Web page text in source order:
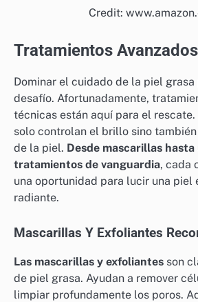
Credit:
Tratamientos
Dominar el cuidado de la piel
desafío. Afortunadamente,
técnicas están aquí para el
solo controlan el brillo sino
de la piel. Desde mascarillas
tratamientos de vanguardia, cada
una oportunidad para lucir una piel
radiante.
Mascarillas Y Exfoliantes
Las mascarillas y exfoliantes son
de piel grasa. Ayudan a remover
limpiar profundamente los poros.